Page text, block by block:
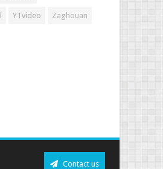
YTvideo Zaghouan
Contact us